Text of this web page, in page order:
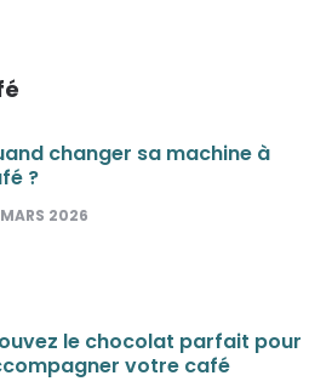
changer sa machine à
?
2026
le chocolat parfait pour
votre café